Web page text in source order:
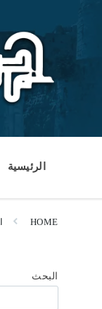
content
الرئيسية
HOME
البحث